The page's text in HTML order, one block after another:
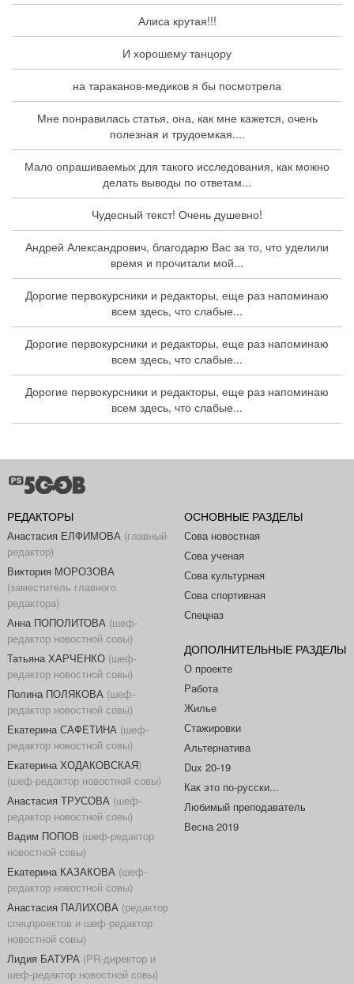
Алиса крутая!!!
И хорошему танцору
на тараканов-медиков я бы посмотрела
Мне понравилась статья, она, как мне кажется, очень
полезная и трудоемкая....
Мало опрашиваемых для такого исследования, как можно
делать выводы по ответам...
Чудесный текст! Очень душевно!
Андрей Александрович, благодарю Вас за то, что уделили
время и прочитали мой...
Дорогие первокурсники и редакторы, еще раз напоминаю
всем здесь, что слабые...
Дорогие первокурсники и редакторы, еще раз напоминаю
всем здесь, что слабые...
Дорогие первокурсники и редакторы, еще раз напоминаю
всем здесь, что слабые...
РЕДАКТОРЫ
Анастасия ЕЛФИМОВА(главный
редактор)
Виктория МОРОЗОВА
(заместитель главного
редактора)
Анна ПОПОЛИТОВА(шеф-
редактор новостной совы)
Татьяна ХАРЧЕНКО(шеф-
редактор новостной совы)
Полина ПОЛЯКОВА(шеф-
редактор новостной совы)
Екатерина САФЕТИНА(шеф-
редактор новостной совы)
Екатерина ХОДАКОВСКАЯ)
(шеф-редактор новостной совы)
Анастасия ТРУСОВА(шеф-
редактор новостной совы)
Вадим ПОПОВ (шеф-редактор
новостной совы)
Екатерина КАЗАКОВА(шеф-
редактор новостной совы)
Анастасия ПАЛИХОВА(редактор
спецпроектов и шеф-редактор
новостной совы)
Лидия БАТУРА(PR-директор и
шеф-редактор новостной совы)
ОСНОВНЫЕ РАЗДЕЛЫ
Сова новостная
Сова ученая
Сова культурная
Сова спортивная
Спецназ
ДОПОЛНИТЕЛЬНЫЕ РАЗДЕЛЫ
О проекте
Работа
Жилье
Стажировки
Альтернатива
Dux 20-19
Как это по-русски...
Любимый преподаватель
Весна 2019